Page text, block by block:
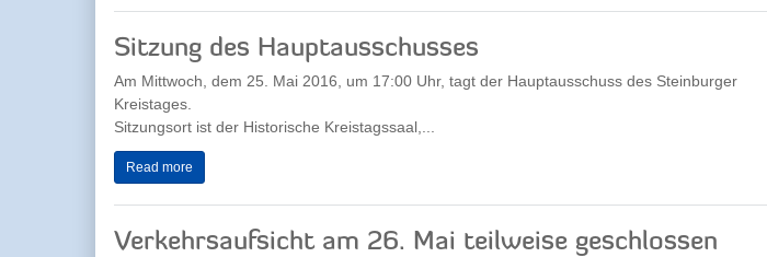
Sitzung des Hauptausschusses
Am Mittwoch, dem 25. Mai 2016, um 17:00 Uhr, tagt der Hauptausschuss des Steinburger
Kreistages.
Sitzungsort ist der Historische Kreistagssaal,...
Read more
Verkehrsaufsicht am 26. Mai teilweise geschlossen